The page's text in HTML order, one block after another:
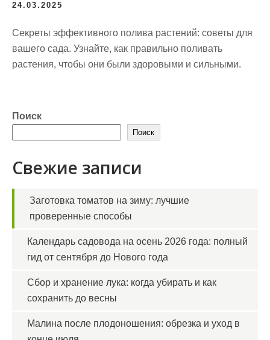
24.03.2025
Секреты эффективного полива растений: советы для
вашего сада. Узнайте, как правильно поливать
растения, чтобы они были здоровыми и сильными.
Поиск
Поиск
Свежие записи
Заготовка томатов на зиму: лучшие
проверенные способы
Календарь садовода на осень 2026 года: полный
гид от сентября до Нового года
Сбор и хранение лука: когда убирать и как
сохранить до весны
Малина после плодоношения: обрезка и уход в